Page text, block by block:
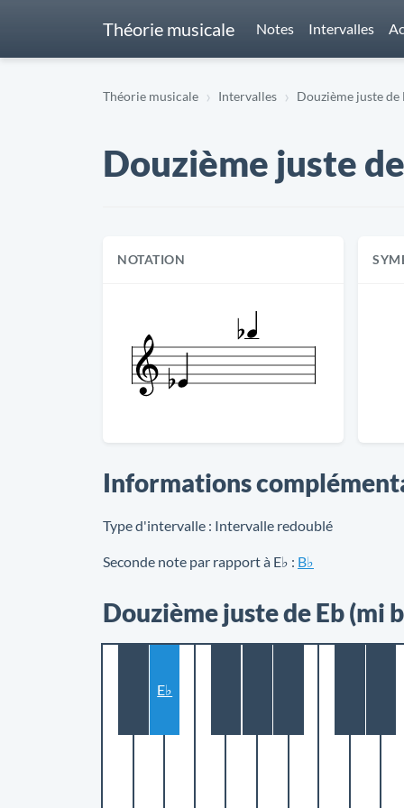
Théorie musicale Notes Intervalles
Théorie musicale Intervalles Douzième juste de
Douzième juste
NOTATION
Informations
Type d'intervalle : Intervalle redoublé
Seconde note par rapport à E♭ : B♭
Douzième juste de Eb (mi
E♭